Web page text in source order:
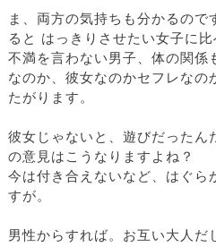
ま、両方の気持ちも分かるので
ると はっきりさせたい女子に
不満を言わない男子、体の関係
なのか、彼女なのかセフレなの
たがります。
彼女じゃないと、遊びだったん
の意見はこうなりますよね？
今は付き合えないなど、はぐら
すが。
男性からすれば。お互い大人だ